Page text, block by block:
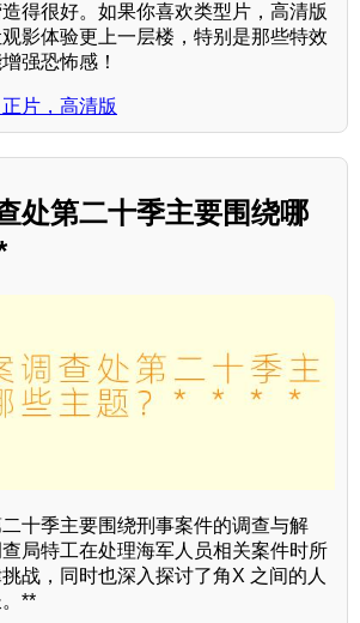
得很好。如果你喜欢类型片，高清版
影体验更上一层楼，特别是那些特效
强恐怖感！
片，高清版
处第二十季主要围绕哪
十季主要围绕刑事案件的调查与解
局特工在处理海军人员相关案件时所
战，同时也深入探讨了角X 之间的人
**